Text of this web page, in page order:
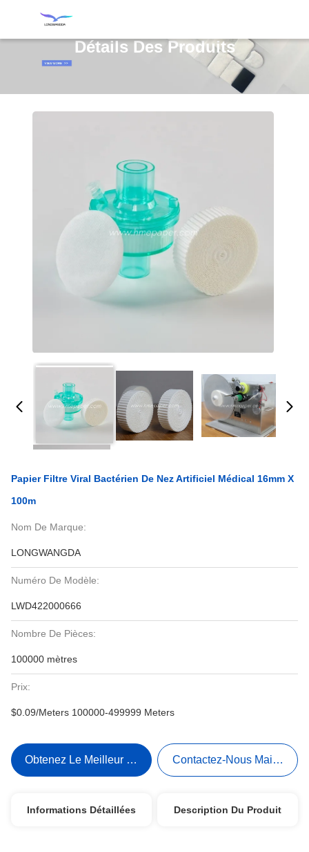
Détails Des Produits
Papier Filtre Viral Bactérien De Nez Artificiel Médical 16mm X
100m
Nom De Marque:
LONGWANGDA
Numéro De Modèle:
LWD422000666
Nombre De Pièces:
100000 mètres
Prix:
$0.09/Meters 100000-499999 Meters
Obtenez Le Meilleur Prix Contactez-Nous Maintenant
Informations Détaillées Description Du Produit